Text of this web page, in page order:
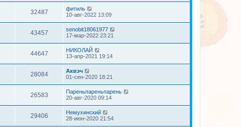
32487
фитиль
10-авг-2022 13:09
43457
senobit18061977
17-мар-2022 23:21
44647
НИКОЛАЙ
13-апр-2021 19:14
28084
Аквэч
01-сен-2020 18:21
26583
Пареньпареньпарень
20-авг-2020 09:14
29406
Немухинский
28-июн-2020 21:54